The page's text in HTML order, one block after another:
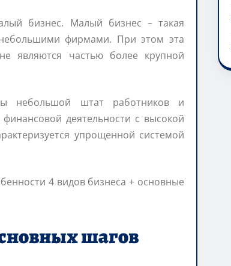
бизнес. Малый бизнес – такая
небольшими фирмами. При этом эта
являются частью более крупной
небольшой штат работников и
деятельности с высокой
упрощенной системой
шагов